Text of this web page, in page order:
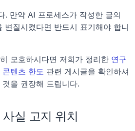
. 만약 AI 프로세스가 작성한 글의
변질시켰다면 반드시 표기해야 합니
모호하시다면 저희가 정리한 연구
텐츠 한도 관련 게시글을 확인하셔
을 권장해 드립니다.
실 고지 위치